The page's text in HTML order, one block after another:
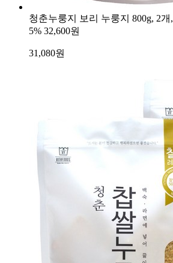
청춘누룽지 보리 누룽지 800g, 2개,
5% 32,600원
31,080원